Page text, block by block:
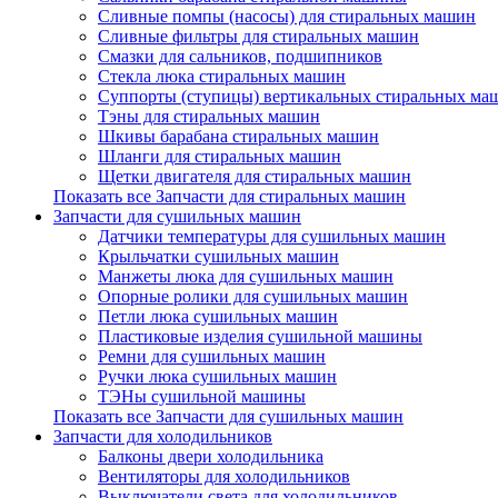
Сливные помпы (насосы) для стиральных машин
Сливные фильтры для стиральных машин
Смазки для сальников, подшипников
Стекла люка стиральных машин
Суппорты (ступицы) вертикальных стиральных
Тэны для стиральных машин
Шкивы барабана стиральных машин
Шланги для стиральных машин
Щетки двигателя для стиральных машин
Показать все Запчасти для стиральных машин
Запчасти для сушильных машин
Датчики температуры для сушильных машин
Крыльчатки сушильных машин
Манжеты люка для сушильных машин
Опорные ролики для сушильных машин
Петли люка сушильных машин
Пластиковые изделия сушильной машины
Ремни для сушильных машин
Ручки люка сушильных машин
ТЭНы сушильной машины
Показать все Запчасти для сушильных машин
Запчасти для холодильников
Балконы двери холодильника
Вентиляторы для холодильников